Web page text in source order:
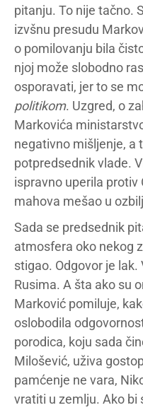
pitanju. To nije tačno.
izvšnu presudu
o pomilovanju bila
njoj može slobodno
osporavati, jer to se
politikom. Uzgred, o
Markovića
negativno mišljenje, a
potpredsednik vlade.
ispravno uperila protiv
mahova mešao u
Sada se predsednik
atmosfera oko nekog
stigao. Odgovor je
Rusima. A šta ako su
Marković pomiluje,
oslobodila
porodica, koju sada
Milošević, uživa
pamćenje ne vara,
vratiti u zemlju. Ako bi